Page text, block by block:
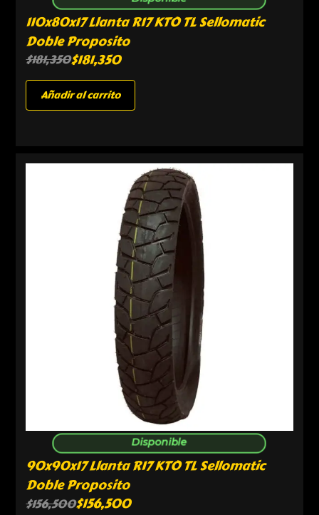
110x80x17 Llanta R17 KTO TL Sellomatic
Doble Proposito
$181,350$181,350
Añadir al carrito
Disponible
90x90x17 Llanta R17 KTO TL Sellomatic
Doble Proposito
$156,500$156,500